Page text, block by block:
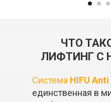
ЧТО
ЛИФТИНГ С
Система HIFU
единственная в